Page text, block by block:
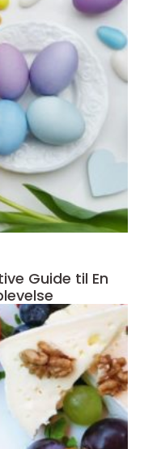
Guide til En